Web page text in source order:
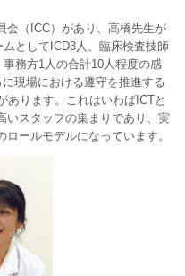
会（ICC）があり、高橋先生が
としてICD3人、臨床検査技師
務方1人の合計10人程度の感
現場における遵守を推進する
あります。これはいわばICTと
いスタッフの集まりであり、実
ールモデルになっています。